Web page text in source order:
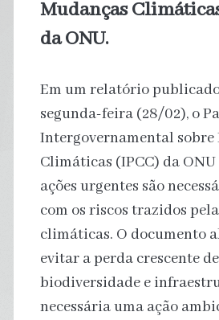
Mudanças
da ONU.
Em um relatório
segunda-feira (28/02), o
Intergovernamental sobre
Climáticas (IPCC) da
ações urgentes são
com os riscos trazidos
climáticas. O documento
evitar a perda crescente
biodiversidade e
necessária uma ação